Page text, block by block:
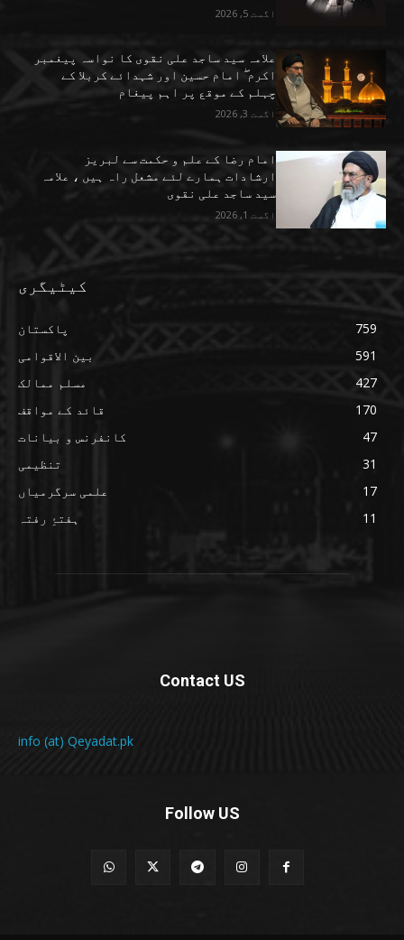
اگست 5, 2026
علامہ سید ساجد علی نقوی کا نواسہ پیغمبر
اکرم ۖ امام حسین اور شہدائے کربلا کے
چہلم کے موقع پر اہم پیغام
اگست 3, 2026
امام رضا کے علم و حکمت سے لبریز
ارشادات ہمارے لئے مشعل راہ ہیں ، علامہ
سید ساجد علی نقوی
اگست 1, 2026
کیٹیگری
پاکستان
759
بین الاقوامی
591
مسلم ممالک
427
قائد کے مواقف
170
کانفرنس و بیانات
47
تنظیمی
31
علمی سرگرمیاں
17
ہفتۂِ رفتہ
11
Contact US
info (at) Qeyadat.pk
Follow US